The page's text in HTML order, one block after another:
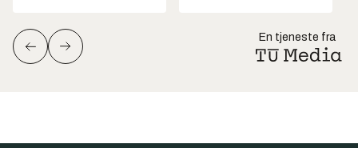
En tjeneste fra